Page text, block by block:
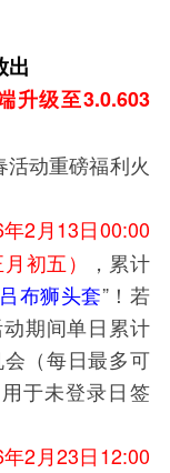
出
升级至3.0.603
动重磅福利火
2月13日00:00
初五）
，累计
布狮头套”！若
期间单日累计
（每日最多可
于未登录日签
2月23日12:00